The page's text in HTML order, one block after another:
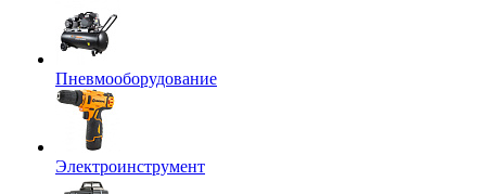
Пневмооборудование
Электроинструмент